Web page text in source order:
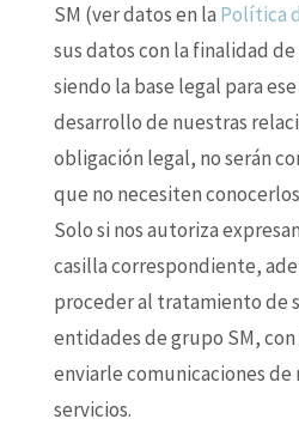
SM (ver datos en la Política
sus datos con la finalidad
siendo la base legal para
desarrollo de nuestras
obligación legal, no serán
que no necesiten
Solo si nos autoriza
casilla correspondiente,
proceder al tratamiento de
entidades de grupo SM,
enviarle comunicaciones
servicios.